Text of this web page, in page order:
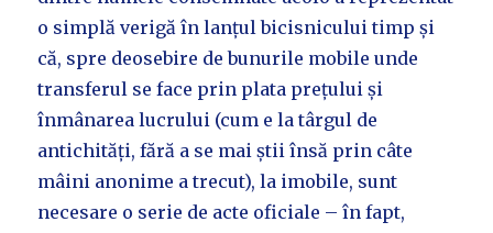
o simplă verigă în lanțul bicisnicului timp și
că, spre deosebire de bunurile mobile unde
transferul se face prin plata prețului și
înmânarea lucrului (cum e la târgul de
antichități, fără a se mai știi însă prin câte
mâini anonime a trecut), la imobile, sunt
necesare o serie de acte oficiale – în fapt,